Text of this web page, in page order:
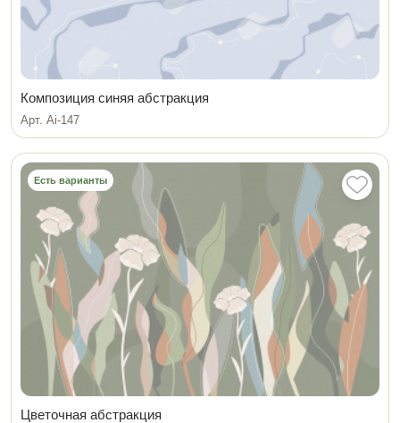
Композиция синяя абстракция
Арт. Ai-147
Есть варианты
Цветочная абстракция